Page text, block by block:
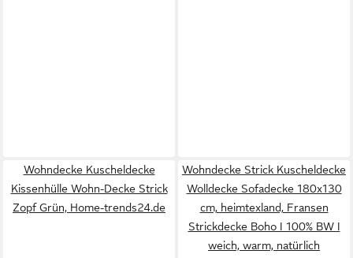
Wohndecke Kuscheldecke
Kissenhülle Wohn-Decke Strick
Zopf Grün, Home-trends24.de
Wohndecke Strick Kuscheldecke
Wolldecke Sofadecke 180x130
cm, heimtexland, Fransen
Strickdecke Boho I 100% BW I
weich, warm, natürlich